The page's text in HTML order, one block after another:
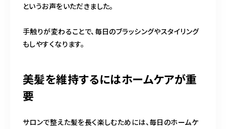
というお声をいただきました。
手触りが変わることで、毎日のブラッシングやスタイリング
もしやすくなります。
美髪を維持するにはホームケアが重
要
サロンで整えた髪を長く楽しむためには、毎日のホームケ